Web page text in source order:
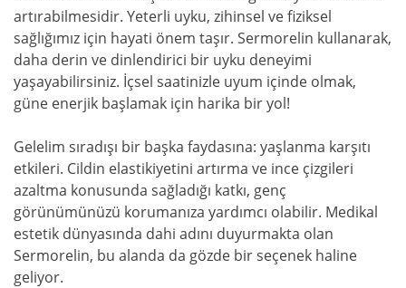
artırabilmesidir. Yeterli uyku, zihinsel ve fiziksel
sağlığımız için hayati önem taşır. Sermorelin kullanarak,
daha derin ve dinlendirici bir uyku deneyimi
yaşayabilirsiniz. İçsel saatinizle uyum içinde olmak,
güne enerjik başlamak için harika bir yol!
Gelelim sıradışı bir başka faydasına: yaşlanma karşıtı
etkileri. Cildin elastikiyetini artırma ve ince çizgileri
azaltma konusunda sağladığı katkı, genç
görünümünüzü korumanıza yardımcı olabilir. Medikal
estetik dünyasında dahi adını duyurmakta olan
Sermorelin, bu alanda da gözde bir seçenek haline
geliyor.